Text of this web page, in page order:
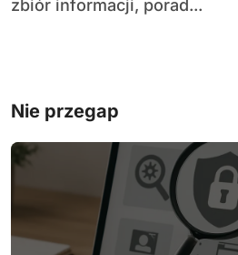
zbiór informacji, porad...
Nie przegap